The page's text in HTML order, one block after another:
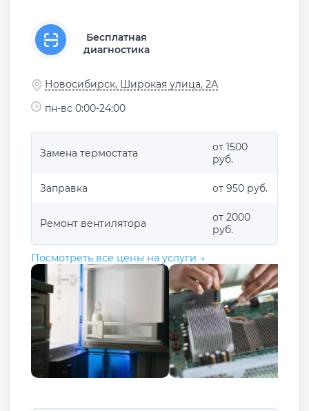
Бесплатная
диагностика
Новосибирск, Широкая улица, 2А
пн-вс 0:00-24:00
Замена термостата
от 1500
руб.
Заправка от 950 руб.
Ремонт вентилятора
от 2000
руб.
Посмотреть все цены на услуги →